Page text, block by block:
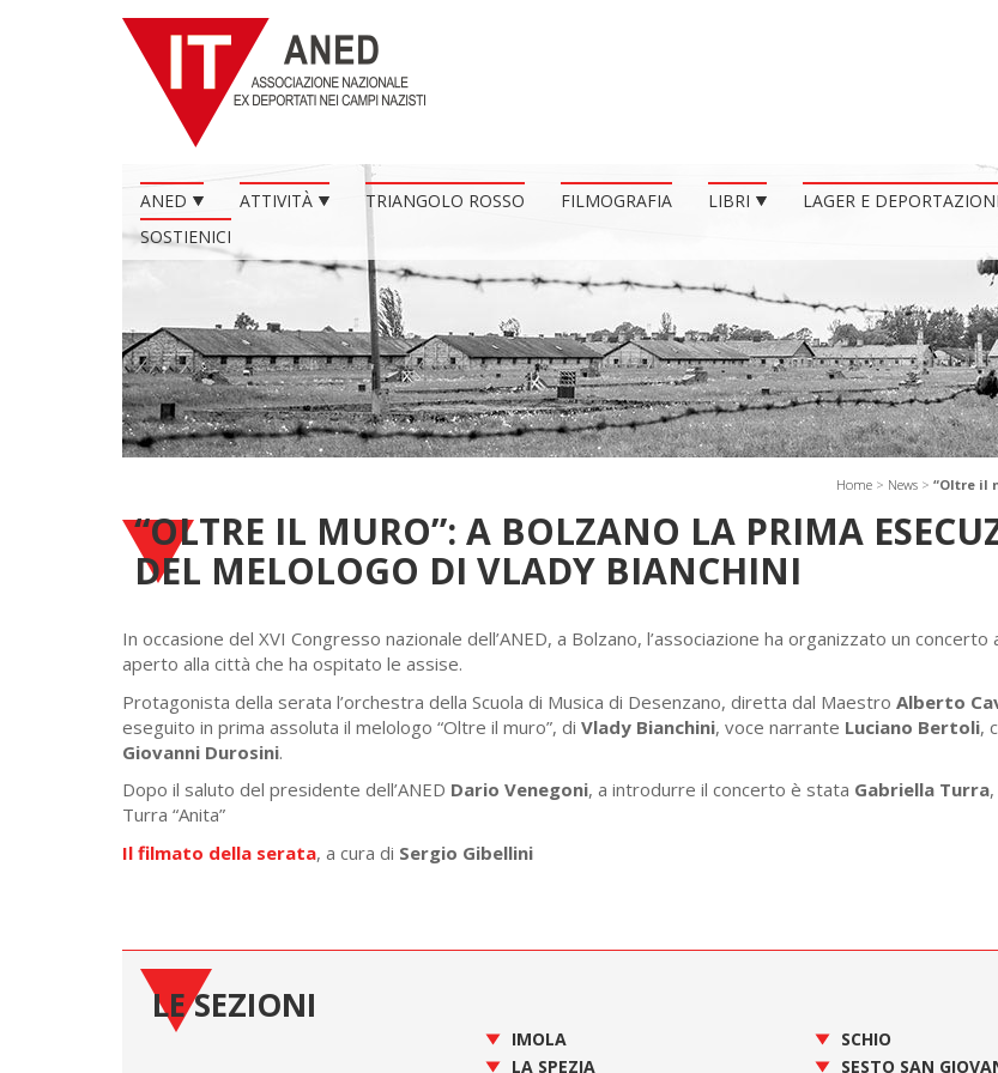
ANED ATTIVITÀ TRIANGOLO ROSSO FILMOGRAFIA LIBRI LAGER E
SOSTIENICI
Home > News > “Oltre il
“OLTRE IL MURO”: A BOLZANO LA PRIMA
DEL MELOLOGO DI VLADY BIANCHINI
In occasione del XVI Congresso nazionale dell’ANED, a Bolzano, l’associazione ha organizzato un concerto
aperto alla città che ha ospitato le assise.
Protagonista della serata l’orchestra della Scuola di Musica di Desenzano, diretta dal Maestro Alberto
eseguito in prima assoluta il melologo “Oltre il muro”, di Vlady Bianchini, voce narrante Luciano Bertoli,
Giovanni Durosini.
Dopo il saluto del presidente dell’ANED Dario Venegoni, a introdurre il concerto è stata Gabriella Turra
Turra “Anita”
Il filmato della serata, a cura di Sergio Gibellini
LE SEZIONI
IMOLA
LA SPEZIA
SCHIO
SESTO SAN